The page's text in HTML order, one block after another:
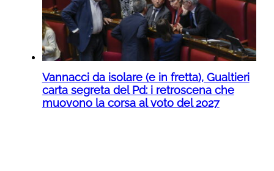
Vannacci da isolare (e in fretta), Gualtieri
carta segreta del Pd: i retroscena che
muovono la corsa al voto del 2027